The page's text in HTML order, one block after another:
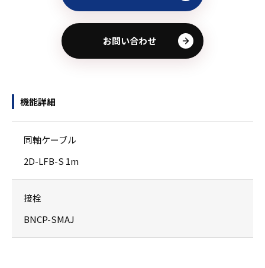
お問い合わせ
機能詳細
同軸ケーブル
2D-LFB-S 1m
接栓
BNCP-SMAJ